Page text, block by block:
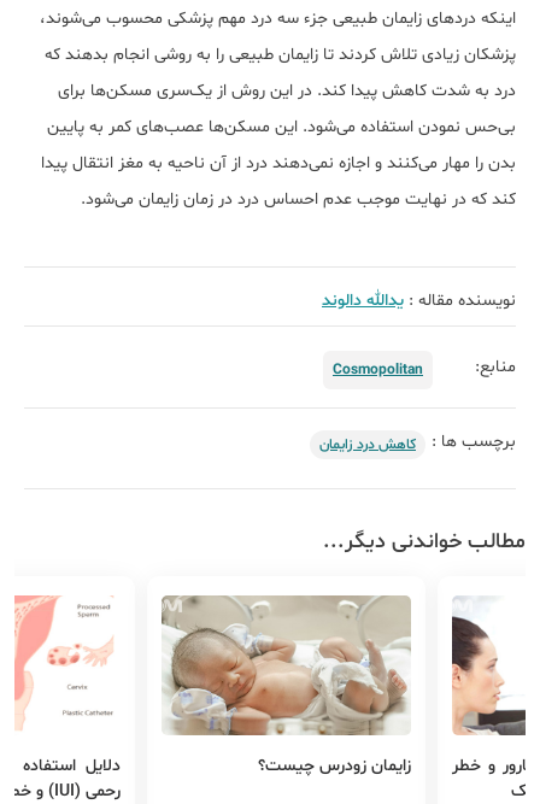
اینکه دردهای زایمان طبیعی جزء سه درد مهم پزشکی محسوب می‌شوند،
پزشکان زیادی تلاش کردند تا زایمان طبیعی را به روشی انجام بدهند که
درد به شدت کاهش پیدا کند. در این روش از یک‌سری مسکن‌ها برای
بی‌حس نمودن استفاده می‌شود. این مسکن‌ها عصب‌های کمر به پایین
بدن را مهار می‌کنند و اجازه نمی‌دهند درد از آن ناحیه به مغز انتقال پیدا
کند که در نهایت موجب عدم احساس درد در زمان زایمان می‌شود.
نویسنده مقاله : یدالله دالوند
منابع: Cosmopolitan
برچسب ها : کاهش درد زایمان
مطالب خواندنی دیگر...
و خطر
زایمان زودرس چیست؟
دلایل استفاده
رحمی (IUI) و خطرات مرتبط با آن